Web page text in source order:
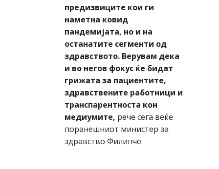
предизвиците кои ги
наметна ковид
пандемијата, но и на
останатите сегменти од
здравството. Верувам дека
и во негов фокус ќе бидат
грижата за пациентите,
здравствените работници и
транспарентноста кон
медиумите, рече сега веќе
поранешниот министер за
здравство Филипче.